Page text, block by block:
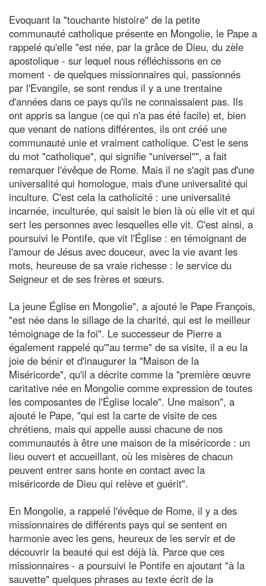
Evoquant la "touchante histoire" de la petite
communauté catholique présente en Mongolie, le Pape a
rappelé qu'elle "est née, par la grâce de Dieu, du zèle
apostolique - sur lequel nous réfléchissons en ce
moment - de quelques missionnaires qui, passionnés
par l'Evangile, se sont rendus il y a une trentaine
d'années dans ce pays qu'ils ne connaissaient pas. Ils
ont appris sa langue (ce qui n'a pas été facile) et, bien
que venant de nations différentes, ils ont créé une
communauté unie et vraiment catholique. C'est le sens
du mot "catholique", qui signifie "universel"", a fait
remarquer l'évêque de Rome. Mais il ne s'agit pas d'une
universalité qui homologue, mais d'une universalité qui
inculture. C'est cela la catholicité : une universalité
incarnée, inculturée, qui saisit le bien là où elle vit et qui
sert les personnes avec lesquelles elle vit. C'est ainsi, a
poursuivi le Pontife, que vit l'Église : en témoignant de
l'amour de Jésus avec douceur, avec la vie avant les
mots, heureuse de sa vraie richesse : le service du
Seigneur et de ses frères et sœurs.
La jeune Église en Mongolie", a ajouté le Pape François,
"est née dans le sillage de la charité, qui est le meilleur
témoignage de la foi". Le successeur de Pierre a
également rappelé qu'"au terme" de sa visite, il a eu la
joie de bénir et d'inaugurer la "Maison de la
Miséricorde", qu'il a décrite comme la "première œuvre
caritative née en Mongolie comme expression de toutes
les composantes de l'Église locale". Une maison", a
ajouté le Pape, "qui est la carte de visite de ces
chrétiens, mais qui appelle aussi chacune de nos
communautés à être une maison de la miséricorde : un
lieu ouvert et accueillant, où les misères de chacun
peuvent entrer sans honte en contact avec la
miséricorde de Dieu qui relève et guérit".
En Mongolie, a rappelé l'évêque de Rome, il y a des
missionnaires de différents pays qui se sentent en
harmonie avec les gens, heureux de les servir et de
découvrir la beauté qui est déjà là. Parce que ces
missionnaires - a poursuivi le Pontife en ajoutant "à la
sauvette" quelques phrases au texte écrit de la